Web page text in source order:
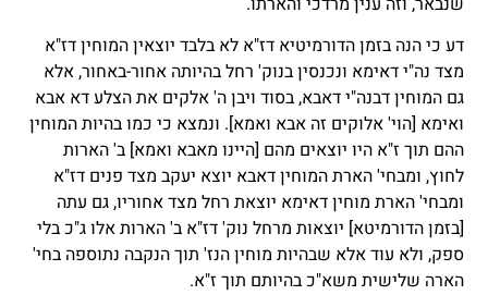
דע כי הנה בזמן הדורמיטיא דז"א לא בלבד יוצאין המוחין דז"א
מצד נה"י דאימא ונכנסין בנוק' רחל בהיותה אחור-באחור, אלא
גם המוחין דבנה"י דאבא, בסוד ויבן ה' אלקים את הצלע דא אבא
ואימא [הוי' אלוקים זה אבא ואמא]. ונמצא כי כמו בהיות המוחין
ההם תוך ז"א היו יוצאים מהם [היינו מאבא ואמא] ב' הארות
לחוץ, ומבחי' הארת המוחין דאבא יוצא יעקב מצד פנים דז"א
ומבחי' הארת מוחין דאימא יוצאת רחל מצד אחוריו, גם עתה
[בזמן הדורמיטא] יוצאות מרחל נוק' דז"א ב' הארות אלו ג"כ בלי
ספק, ולא עוד אלא שבהיות מוחין הנז' תוך הנקבה נתוספה בחי'
הארה שלישית משא"כ בהיותם תוך ז"א.